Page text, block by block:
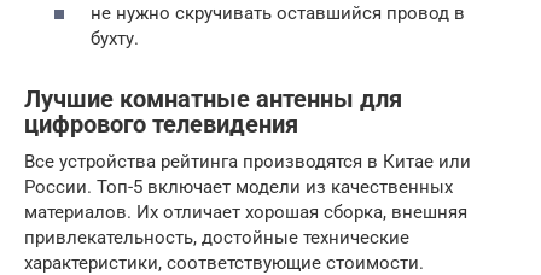
не нужно скручивать оставшийся провод в
бухту.
Лучшие комнатные антенны для
цифрового телевидения
Все устройства рейтинга производятся в Китае или
России. Топ-5 включает модели из качественных
материалов. Их отличает хорошая сборка, внешняя
привлекательность, достойные технические
характеристики, соответствующие стоимости.